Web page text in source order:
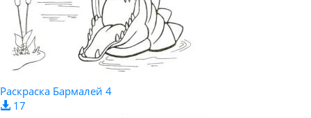
Раскраска Бармалей 4
17